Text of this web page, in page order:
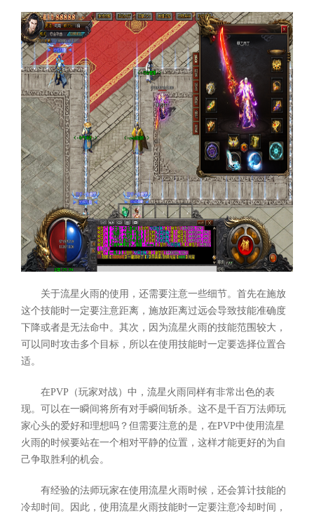
关于流星火雨的使用，还需要注意一些细节。首先在施放
这个技能时一定要注意距离，施放距离过远会导致技能准确度
下降或者是无法命中。其次，因为流星火雨的技能范围较大，
可以同时攻击多个目标，所以在使用技能时一定要选择位置合
适。
在PVP（玩家对战）中，流星火雨同样有非常出色的表
现。可以在一瞬间将所有对手瞬间斩杀。这不是千百万法师玩
家心头的爱好和理想吗？但需要注意的是，在PVP中使用流星
火雨的时候要站在一个相对平静的位置，这样才能更好的为自
己争取胜利的机会。
有经验的法师玩家在使用流星火雨时候，还会算计技能的
冷却时间。因此，使用流星火雨技能时一定要注意冷却时间，